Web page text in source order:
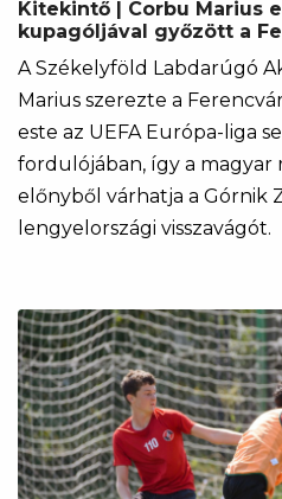
Kitekintő | Corbu Marius
kupagóljával győzött a
A Székelyföld Labdarúgó
Marius szerezte a
este az UEFA Európa-liga
fordulójában, így a magyar
előnyből várhatja a Górnik
lengyelországi visszavágót.